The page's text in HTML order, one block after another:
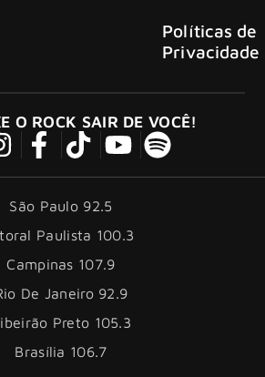
Políticas de
Privacidade
O ROCK SAIR DE VOCÊ!
São Paulo 92.5
Paulista 100.3
Campinas 107.9
De Janeiro 92.9
Preto 105.3
Brasília 106.7